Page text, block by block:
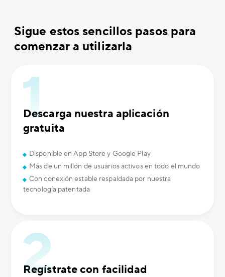
Sigue estos sencillos pasos para
comenzar a utilizarla
Descarga nuestra aplicación
gratuita
Disponible en App Store y Google Play
Más de un millón de usuarios activos en todo el mundo
Con conexión estable respaldada por nuestra
tecnología patentada
Regístrate con facilidad